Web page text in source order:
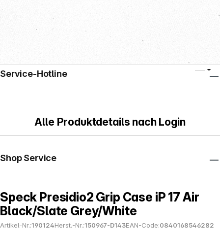
Alle Produktdetails nach Login
Speck Presidio2 Grip Case iP 17 Air
Black/Slate Grey/White
Artikel-Nr.:190124Herst.-Nr.:150967-D143EAN-Code:0840168546282
Service-Hotline
Shop Service